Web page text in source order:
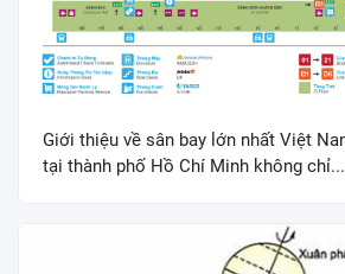
Giới thiệu về sân bay lớn nhất Việt
tại thành phố Hồ Chí Minh không chỉ...